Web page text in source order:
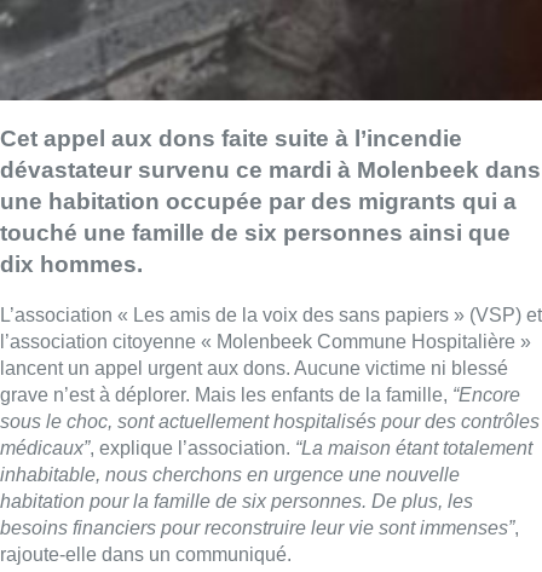
Cet appel aux dons faite suite à l’incendie
dévastateur survenu ce mardi à Molenbeek dans
une habitation occupée par des migrants qui a
touché une famille de six personnes ainsi que
dix hommes.
L’association « Les amis de la voix des sans papiers » (VSP) et
l’association citoyenne « Molenbeek Commune Hospitalière »
lancent un appel urgent aux dons. Aucune victime ni blessé
grave n’est à déplorer. Mais les enfants de la famille, “Encore
sous le choc, sont actuellement hospitalisés pour des contrôles
médicaux”, explique l’association. “La maison étant totalement
inhabitable, nous cherchons en urgence une nouvelle
habitation pour la famille de six personnes. De plus, les
besoins financiers pour reconstruire leur vie sont immenses”,
rajoute-elle dans un communiqué.